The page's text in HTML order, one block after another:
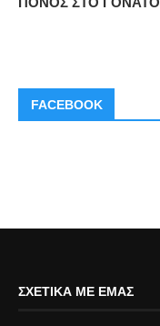
FACEBOOK
ΣΧΕΤΙΚΆ ΜΕ ΕΜΆΣ